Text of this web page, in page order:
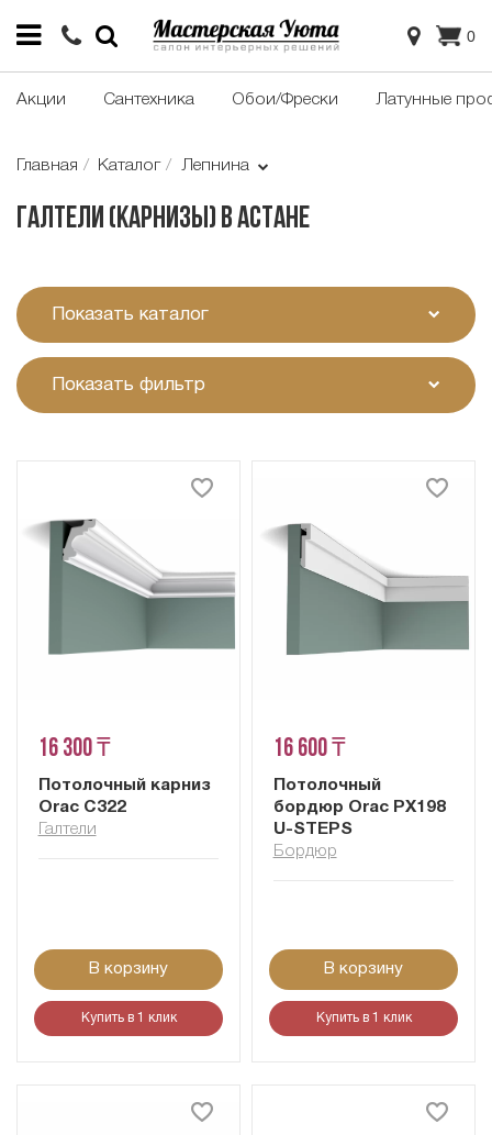
0
Акции Сантехника Обои/Фрески Латунные
Главная Каталог Лепнина
Галтели (карнизы) в Астане
Показать каталог
Показать фильтр
16 300 ₸
Потолочный карниз
Orac C322
Галтели
В корзину
Купить в 1 клик
16 600 ₸
Потолочный
бордюр Orac PX198
U-STEPS
Бордюр
В корзину
Купить в 1 клик